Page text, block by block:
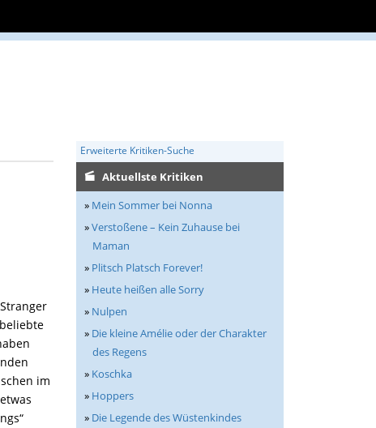
Erweiterte Kritiken-Suche
im
Aktuellste Kritiken
» Mein Sommer bei Nonna
»Verstoßene – Kein Zuhause bei
Maman
» Plitsch Platsch Forever!
» Heute heißen alle Sorry
» Nulpen
» Die kleine Amélie oder der Charakter
des Regens
» Koschka
» Hoppers
» Die Legende des Wüstenkindes